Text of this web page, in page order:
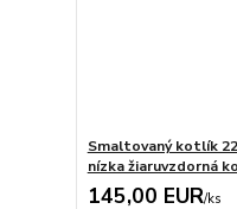
Smaltovaný kotlík
nízka žiaruvzdorná
145,00 EUR/ks